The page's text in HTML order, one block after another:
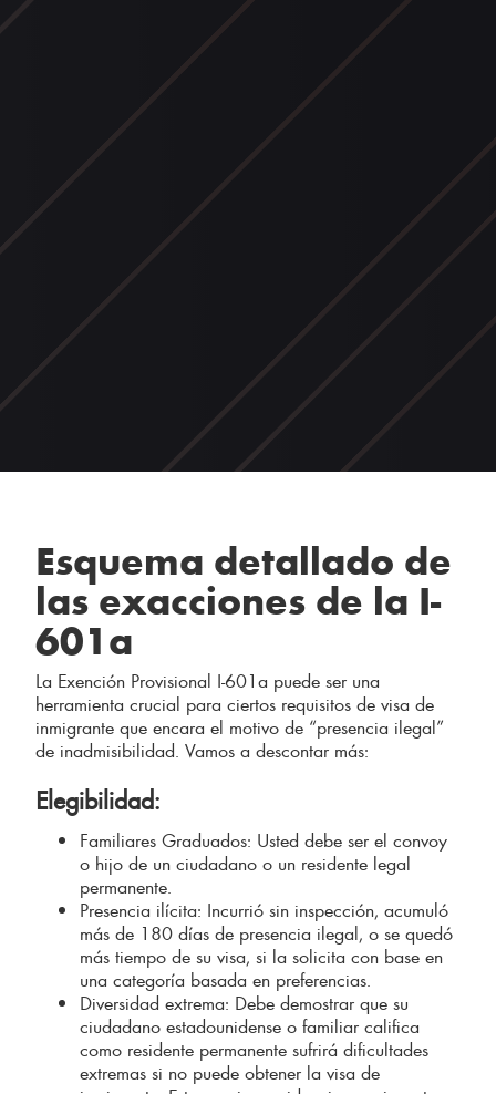
Esquema detallado de
las exacciones de la I-
601a
La Exención Provisional I-601a puede ser una
herramienta crucial para ciertos requisitos de visa de
inmigrante que encara el motivo de “presencia ilegal”
de inadmisibilidad. Vamos a descontar más:
Elegibilidad:
Familiares Graduados: Usted debe ser el convoy
o hijo de un ciudadano o un residente legal
permanente.
Presencia ilícita: Incurrió sin inspección, acumuló
más de 180 días de presencia ilegal, o se quedó
más tiempo de su visa, si la solicita con base en
una categoría basada en preferencias.
Diversidad extrema: Debe demostrar que su
ciudadano estadounidense o familiar califica
como residente permanente sufrirá dificultades
extremas si no puede obtener la visa de